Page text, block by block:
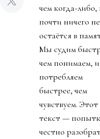
чем когда-либо,
почти ничего не
остаётся в
Мы судим
чем понимаем, и
потребляем
быстрее, чем
чувствуем. Этот
текст —
честно